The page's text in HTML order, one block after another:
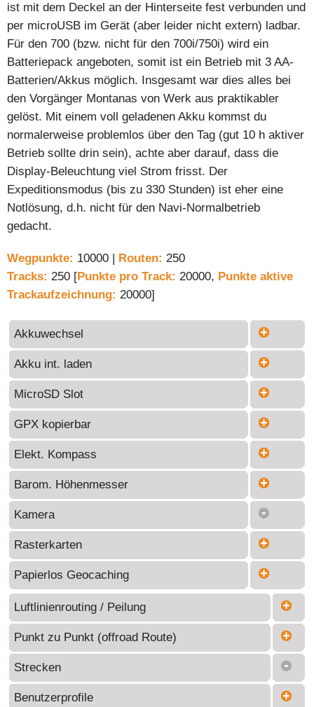
ist mit dem Deckel an der Hinterseite fest verbunden und
per microUSB im Gerät (aber leider nicht extern) ladbar.
Für den 700 (bzw. nicht für den 700i/750i) wird ein
Batteriepack angeboten, somit ist ein Betrieb mit 3 AA-
Batterien/Akkus möglich. Insgesamt war dies alles bei
den Vorgänger Montanas von Werk aus praktikabler
gelöst. Mit einem voll geladenen Akku kommst du
normalerweise problemlos über den Tag (gut 10 h aktiver
Betrieb sollte drin sein), achte aber darauf, dass die
Display-Beleuchtung viel Strom frisst. Der
Expeditionsmodus (bis zu 330 Stunden) ist eher eine
Notlösung, d.h. nicht für den Navi-Normalbetrieb
gedacht.
Wegpunkte: 10000 | Routen: 250
Tracks: 250 [Punkte pro Track: 20000, Punkte aktive
Trackaufzeichnung: 20000]
Akkuwechsel
Akku int. laden
MicroSD Slot
GPX kopierbar
Elekt. Kompass
Barom. Höhenmesser
Kamera
Rasterkarten
Papierlos Geocaching
Luftlinienrouting / Peilung
Punkt zu Punkt (offroad Route)
Strecken
Benutzerprofile